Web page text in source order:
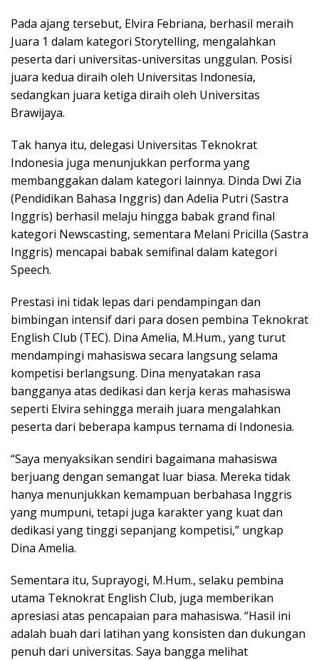
Pada ajang tersebut, Elvira Febriana, berhasil meraih
Juara 1 dalam kategori Storytelling, mengalahkan
peserta dari universitas-universitas unggulan. Posisi
juara kedua diraih oleh Universitas Indonesia,
sedangkan juara ketiga diraih oleh Universitas
Brawijaya.
Tak hanya itu, delegasi Universitas Teknokrat
Indonesia juga menunjukkan performa yang
membanggakan dalam kategori lainnya. Dinda Dwi Zia
(Pendidikan Bahasa Inggris) dan Adelia Putri (Sastra
Inggris) berhasil melaju hingga babak grand final
kategori Newscasting, sementara Melani Pricilla (Sastra
Inggris) mencapai babak semifinal dalam kategori
Speech.
Prestasi ini tidak lepas dari pendampingan dan
bimbingan intensif dari para dosen pembina Teknokrat
English Club (TEC). Dina Amelia, M.Hum., yang turut
mendampingi mahasiswa secara langsung selama
kompetisi berlangsung. Dina menyatakan rasa
bangganya atas dedikasi dan kerja keras mahasiswa
seperti Elvira sehingga meraih juara mengalahkan
peserta dari beberapa kampus ternama di Indonesia.
“Saya menyaksikan sendiri bagaimana mahasiswa
berjuang dengan semangat luar biasa. Mereka tidak
hanya menunjukkan kemampuan berbahasa Inggris
yang mumpuni, tetapi juga karakter yang kuat dan
dedikasi yang tinggi sepanjang kompetisi,” ungkap
Dina Amelia.
Sementara itu, Suprayogi, M.Hum., selaku pembina
utama Teknokrat English Club, juga memberikan
apresiasi atas pencapaian para mahasiswa. “Hasil ini
adalah buah dari latihan yang konsisten dan dukungan
penuh dari universitas. Saya bangga melihat